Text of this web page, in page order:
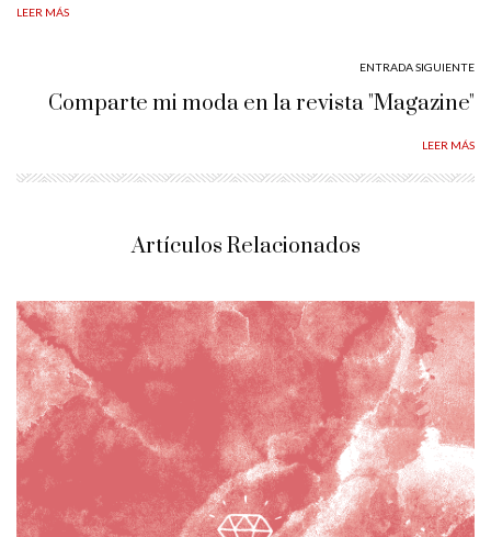
LEER MÁS
ENTRADA SIGUIENTE
Comparte mi moda en la revista "Magazine"
LEER MÁS
Artículos Relacionados